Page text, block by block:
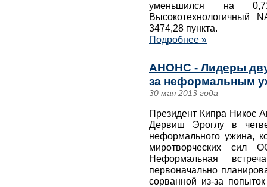
уменьшился на
Высокотехнологичный
3474,28 пункта.
Подробнее »
АНОНС - Лидеры
за неформальным
30 мая 2013 года
Президент Кипра Никос
Дервиш Эроглу в
неформального ужина,
миротворческих сил
Неформальная
первоначально
сорванной из-за